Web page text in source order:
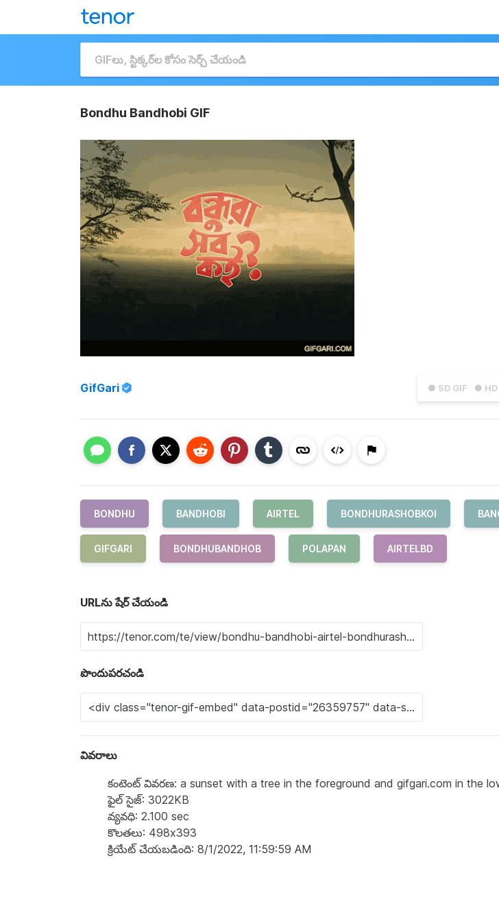
Bondhu Bandhobi GIF
● SD GIF ● HD
GifGari
BONDHU BANDHOBI AIRTEL BONDHURASHOBKOI
GIFGARI BONDHUBANDHOB POLAPAN AIRTELBD
URLను షేర్ చేయండి
పొందుపరచండి
వివరాలు
కంటెంట్ వివరణ: a sunset with a tree in the foreground and gifgari.com in the
ఫైల్ సైజ్: 3022KB
వ్యవధి: 2.100 sec
కొలతలు: 498x393
క్రియేట్ చేయబడింది: 8/1/2022, 11:59:59 AM